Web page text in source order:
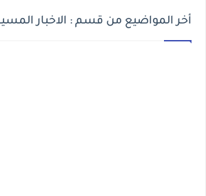
أخر المواضيع من قسم : الاخبار